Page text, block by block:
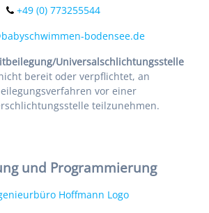
+49 (0) 773255544
bodensee.de
Universal­schlichtungs­stelle
bereit oder verpflichtet, an
vor einer
teilzunehmen.
und Programmierung